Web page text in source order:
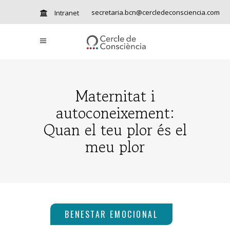
Intranet secretaria.bcn@cercledeconsciencia.com
Maternitat i
autoconeixement:
Quan el teu plor és el
meu plor